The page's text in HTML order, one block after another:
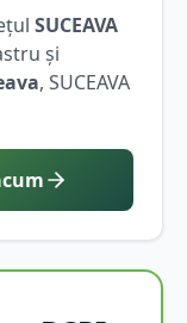
SUCEAVA
și
, SUCEAVA